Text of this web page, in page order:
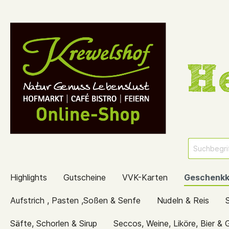
Highlights Gutscheine VVK-Karten
Aufstrich , Pasten ,Soßen & Senfe Nudeln & Reis
Säfte, Schorlen & Sirup Seccos, Weine, Liköre, Bier &